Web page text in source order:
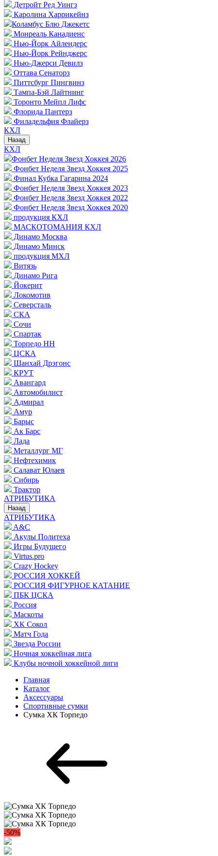
Детройт Ред Уингз
Каролина Харрикейнз
Коламбус Блю Джекетс
Монреаль Канадиенс
Нью-Йорк Айлендерс
Нью-Йорк Рейнджерс
Нью-Джерси Девилз
Оттава Сенаторз
Питтсбург Пингвинз
Тампа-Бэй Лайтнинг
Торонто Мейпл Лифс
Флорида Пантерз
Филадельфия Флайерз
КХЛ
Назад
КХЛ
Фонбет Неделя Звезд Хоккея 2026
Фонбет Неделя Звезд Хоккея 2025
Финал Кубка Гагарина 2024
Фонбет Неделя Звезд Хоккея 2023
Фонбет Неделя Звезд Хоккея 2022
Фонбет Неделя Звезд Хоккея 2020
продукция КХЛ
МАСКОТОМАНИЯ КХЛ
Динамо Москва
Динамо Минск
продукция МХЛ
Витязь
Динамо Рига
Йокерит
Локомотив
Северсталь
СКА
Сочи
Спартак
Торпедо НН
ЦСКА
Шанхай Дрэгонс
КРУТ
Авангард
Автомобилист
Адмирал
Амур
Барыс
Ак Барс
Лада
Металлург МГ
Нефтехимик
Салават Юлаев
Сибирь
Трактор
АТРИБУТИКА
Назад
АТРИБУТИКА
A&C
Акулы Политеха
Игры Будущего
Virtus.pro
Crazy Hockey
РОССИЯ ХОККЕЙ
РОССИЯ ФИГУРНОЕ КАТАНИЕ
ПБК ЦСКА
Россия
Маскоты
ХК Сокол
Матч Года
Звезда России
Ночная хоккейная лига
Клубы ночной хоккейной лиги
Главная
Каталог
Аксессуары
Спортивные сумки
Сумка ХК Торпедо
-50%